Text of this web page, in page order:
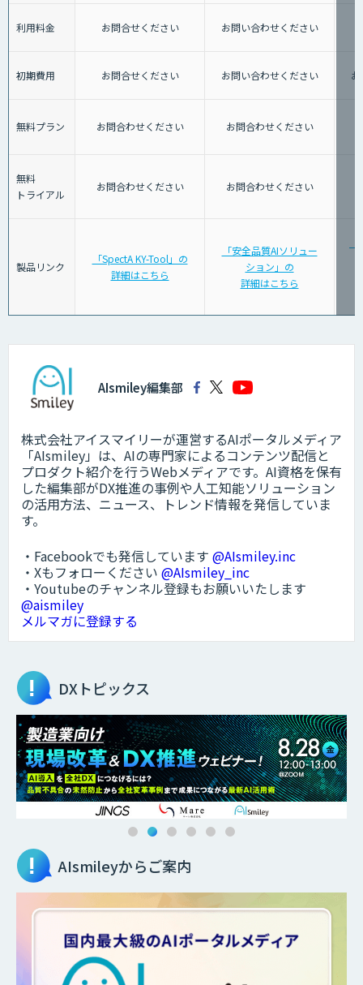
利用料金 お問合せください お問い合わせください
初期費用 お問合せください お問い合わせください
無料プラン お問合わせください お問合わせください
無料
トライアル
お問合わせください お問合わせください
製品リンク
「SpectA KY-Tool」の
詳細はこちら
「安全品質AIソリュー
ション」の
詳細はこちら
AIsmiley編集部
株式会社アイスマイリーが運営するAIポータルメディア
「AIsmiley」は、AIの専門家によるコンテンツ配信と
プロダクト紹介を行うWebメディアです。AI資格を保有
した編集部がDX推進の事例や人工知能ソリューション
の活用方法、ニュース、トレンド情報を発信していま
す。
・Facebookでも発信しています @AIsmiley.inc
・Xもフォローください @AIsmiley_inc
・Youtubeのチャンネル登録もお願いいたします
@aismiley
メルマガに登録する
DXトピックス
AIsmileyからご案内